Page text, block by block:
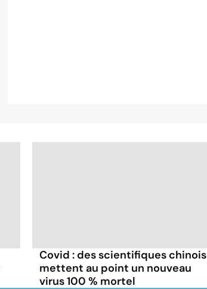
Covid : des scientifiques chinois
mettent au point un nouveau
virus 100 % mortel